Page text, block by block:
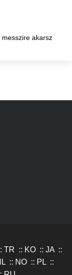
akarsz
TR :: KO :: JA ::
:: NO :: PL ::